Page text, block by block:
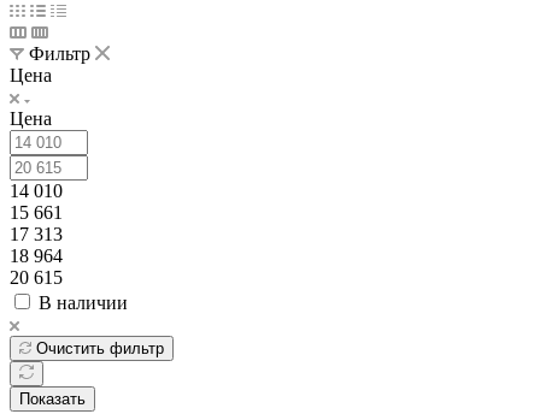
Фильтр
Цена
Цена
14 010
15 661
17 313
18 964
20 615
В наличии
Очистить фильтр
Показать